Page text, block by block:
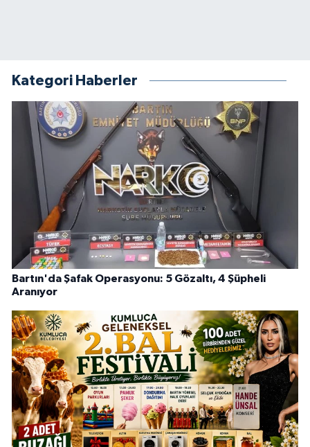
Kategori Haberler
Bartın'da Şafak Operasyonu: 5 Gözaltı, 4 Şüpheli
Aranıyor